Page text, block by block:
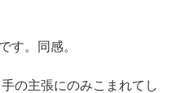
す。同感。
の主張にのみこまれてし